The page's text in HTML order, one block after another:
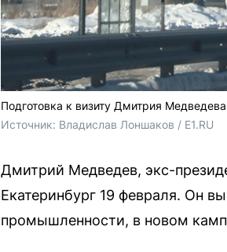
Подготовка к визиту Дмитрия
Источник: Владислав Лоншаков / E1.RU
Дмитрий Медведев, экс-
Екатеринбург 19 февраля. Он
промышленности, в новом